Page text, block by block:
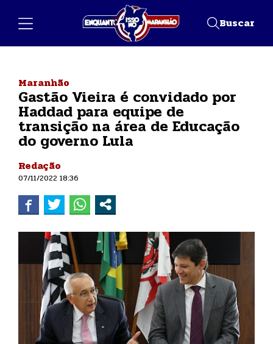
Buscar
Maranhão
Gastão Vieira é convidado por
Haddad para equipe de
transição na área de Educação
do governo Lula
Redação
07/11/2022 18:36